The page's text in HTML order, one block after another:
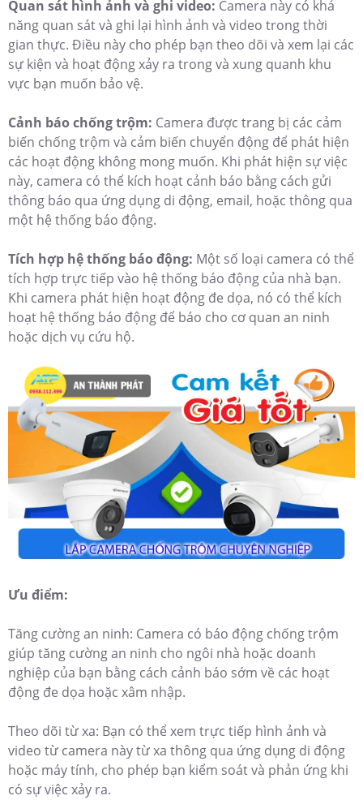
Quan sát hình ảnh và ghi video: Camera này có khả
năng quan sát và ghi lại hình ảnh và video trong thời
gian thực. Điều này cho phép bạn theo dõi và xem lại các
sự kiện và hoạt động xảy ra trong và xung quanh khu
vực bạn muốn bảo vệ.
Cảnh báo chống trộm: Camera được trang bị các cảm
biến chống trộm và cảm biến chuyển động để phát hiện
các hoạt động không mong muốn. Khi phát hiện sự việc
này, camera có thể kích hoạt cảnh báo bằng cách gửi
thông báo qua ứng dụng di động, email, hoặc thông qua
một hệ thống báo động.
Tích hợp hệ thống báo động: Một số loại camera có thể
tích hợp trực tiếp vào hệ thống báo động của nhà bạn.
Khi camera phát hiện hoạt động đe dọa, nó có thể kích
hoạt hệ thống báo động để báo cho cơ quan an ninh
hoặc dịch vụ cứu hộ.
Ưu điểm:
Tăng cường an ninh: Camera có báo động chống trộm
giúp tăng cường an ninh cho ngôi nhà hoặc doanh
nghiệp của bạn bằng cách cảnh báo sớm về các hoạt
động đe dọa hoặc xâm nhập.
Theo dõi từ xa: Bạn có thể xem trực tiếp hình ảnh và
video từ camera này từ xa thông qua ứng dụng di động
hoặc máy tính, cho phép bạn kiểm soát và phản ứng khi
có sự việc xảy ra.